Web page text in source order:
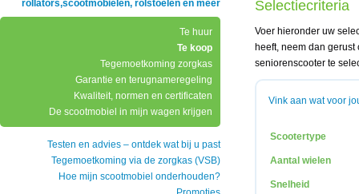
rollators,scootmobielen, rolstoelen en meer
Te huur
Te koop
Tegemoetkoming zorgkas
Garantie en terugnameregeling
Kwaliteit, normen en certificaten
De scootmobiel in mijn wagen krijgen
Testen en advies – ontdek wat bij u past
Tegemoetkoming via de zorgkas (VSB)
Hoe mijn scootmobiel onderhouden?
Selectiecriteria
Voer hieronder uw
heeft, neem dan
seniorenscooter te
Vink aan wat voor
Scootertype
Aantal wielen
Snelheid